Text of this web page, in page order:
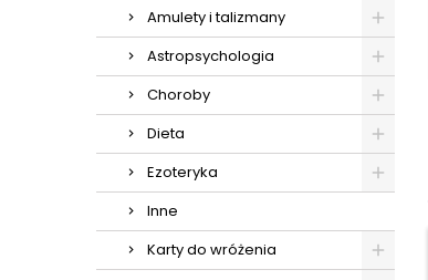
Amulety i talizmany
Astropsychologia
Choroby
Dieta
Ezoteryka
Inne
Karty do wróżenia